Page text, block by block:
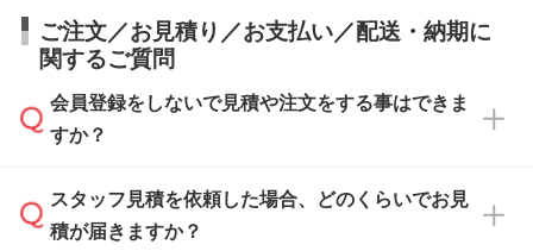
ご注文／お見積り／お支払い／配送・納期に
関するご質問
会員登録をしないで見積や注文をする事はできま
すか？
可能です。見積・注文フォームにて『ゲストの
まま進む』ボタンからお進みのうえ、ご依頼く
スタッフ見積を依頼した場合、どのくらいでお見
積が届きますか？